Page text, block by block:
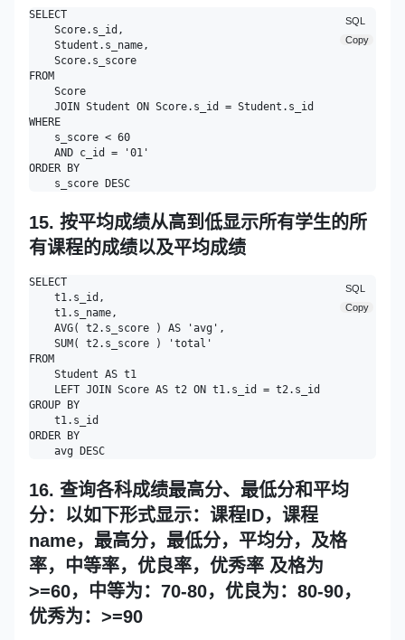
SELECT
    Score.s_id,
    Student.s_name,
    Score.s_score
FROM
    Score
    JOIN Student ON Score.s_id = Student.s_id
WHERE
    s_score < 60
    AND c_id = '01'
ORDER BY
SQL
Copy
15. 按平均成绩从高到低显示所有学生的所
有课程的成绩以及平均成绩
SELECT
    t1.s_id,
    t1.s_name,
    AVG( t2.s_score ) AS 'avg',
    SUM( t2.s_score ) 'total'
FROM
    Student AS t1
    LEFT JOIN Score AS t2 ON t1.s_id = t2.s_id
GROUP BY
    t1.s_id
ORDER BY
SQL
Copy
16. 查询各科成绩最高分、最低分和平均
分：以如下形式显示：课程ID，课程
name，最高分，最低分，平均分，及格
率，中等率，优良率，优秀率 及格为
>=60，中等为：70-80，优良为：80-90，
优秀为：>=90